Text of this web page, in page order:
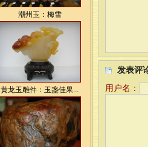
潮州玉：梅雪
黄龙玉雕件：玉盏佳果...
发表评
用户名：